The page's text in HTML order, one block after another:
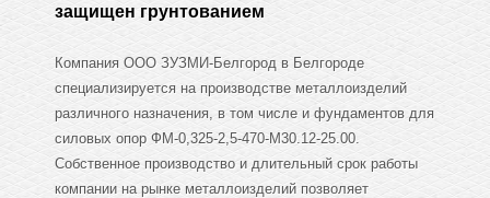
защищен грунтованием
Компания ООО ЗУЗМИ-Белгород в Белгороде
специализируется на производстве металлоизделий
различного назначения, в том числе и фундаментов для
силовых опор ФМ-0,325-2,5-470-М30.12-25.00.
Собственное производство и длительный срок работы
компании на рынке металлоизделий позволяет